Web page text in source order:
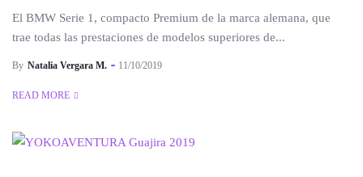
El BMW Serie 1, compacto Premium de la marca alemana, que
trae todas las prestaciones de modelos superiores de...
By Natalia Vergara M. 11/10/2019
READ MORE